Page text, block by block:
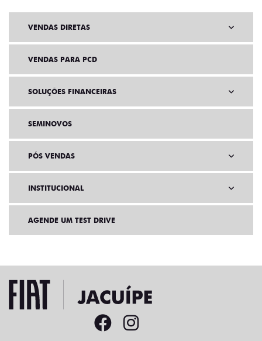
VENDAS DIRETAS
VENDAS PARA PCD
SOLUÇÕES FINANCEIRAS
SEMINOVOS
PÓS VENDAS
INSTITUCIONAL
AGENDE UM TEST DRIVE